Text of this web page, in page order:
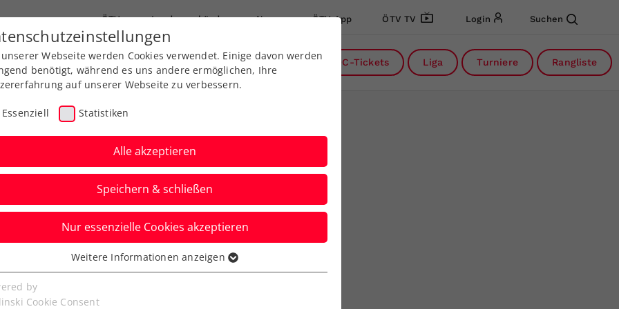
ÖTV Landesverbände News ÖTV App ÖTV TV Login Suchen
Ausbildung Services Über uns FAQ DC-Tickets Liga Turniere Rangliste
Internationalen
presented by
Webseite werden Cookies verwendet. Einige davon werden
benötigt, während es uns andere ermöglichen, Ihre
auf unserer Webseite zu verbessern.
Essenziell Statistiken
Alle akzeptieren
Speichern & schließen
Nur essenzielle Cookies akzeptieren
Cookies werden für grundlegende Funktionen der
benötigt. Dadurch ist gewährleistet, dass die Webseite
Weitere Informationen anzeigen
by
Cookie Consent